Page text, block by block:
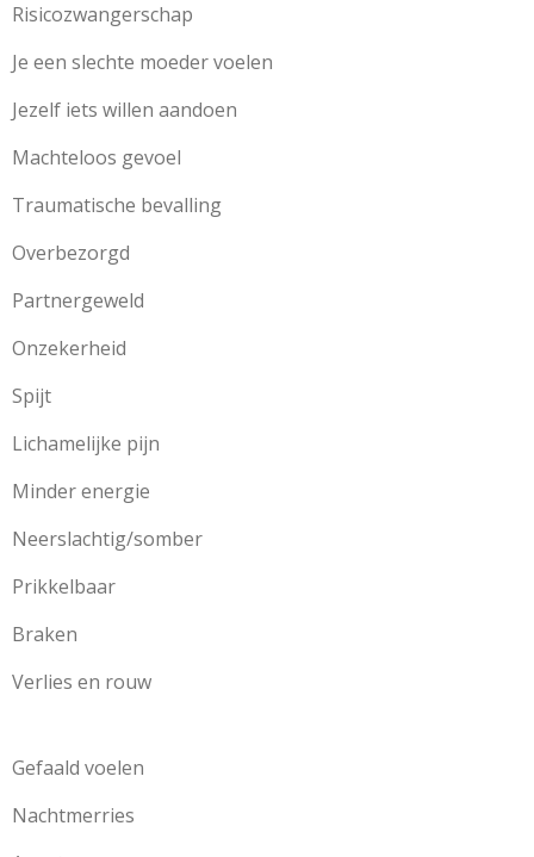
Risicozwangerschap
Je een slechte moeder voelen
Jezelf iets willen aandoen
Machteloos gevoel
Traumatische bevalling
Overbezorgd
Partnergeweld
Onzekerheid
Spijt
Lichamelijke pijn
Minder energie
Neerslachtig/somber
Prikkelbaar
Braken
Verlies en rouw
Gefaald voelen
Nachtmerries